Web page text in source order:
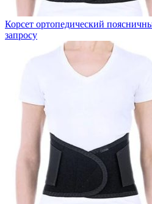
Корсет ортопедический
запросу